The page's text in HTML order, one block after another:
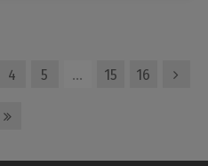
4 5 … 15 16